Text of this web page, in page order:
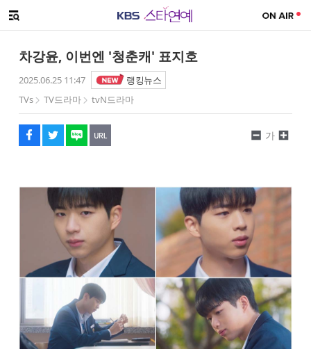
메뉴 열기
차강윤, 이번엔 '청춘캐' 표지호
2025.06.25 11:47
랭킹뉴스
TVs
TV드라마 tvN드라마
페이스북
트위터
네이버
URL복사
글씨 작게보기
가
글씨 크게보기
해시태그